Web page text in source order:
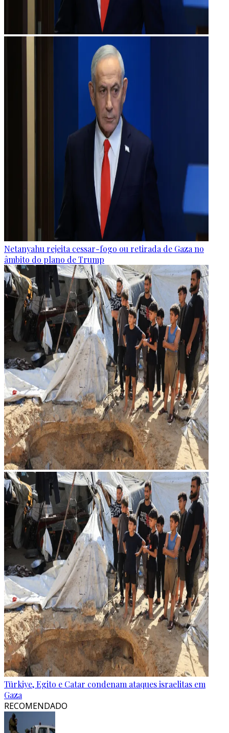
Netanyahu rejeita cessar-fogo ou retirada de Gaza no
âmbito do plano de Trump
Türkiye, Egito e Catar condenam ataques israelitas em
Gaza
RECOMENDADO